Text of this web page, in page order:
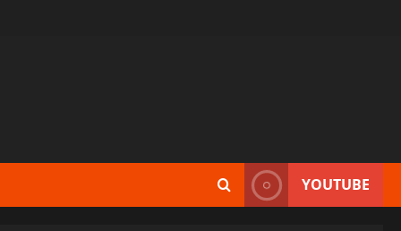
YOUTUBE